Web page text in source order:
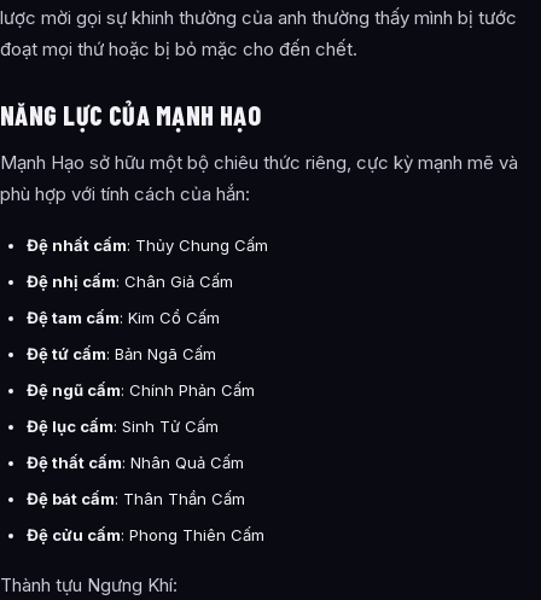
lược mời gọi sự khinh thường của anh thường thấy mình bị tước
đoạt mọi thứ hoặc bị bỏ mặc cho đến chết.
NĂNG LỰC CỦA MẠNH HẠO
Mạnh Hạo sở hữu một bộ chiêu thức riêng, cực kỳ mạnh mẽ và
phù hợp với tính cách của hắn:
Đệ nhất cấm: Thủy Chung Cấm
Đệ nhị cấm: Chân Giả Cấm
Đệ tam cấm: Kim Cổ Cấm
Đệ tứ cấm: Bản Ngã Cấm
Đệ ngũ cấm: Chính Phản Cấm
Đệ lục cấm: Sinh Tử Cấm
Đệ thất cấm: Nhân Quả Cấm
Đệ bát cấm: Thân Thần Cấm
Đệ cửu cấm: Phong Thiên Cấm
Thành tựu Ngưng Khí: